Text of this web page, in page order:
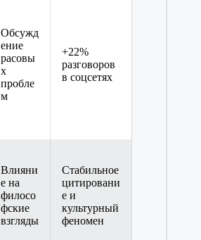
Обсужд
ение
расовы
х
пробле
м
+22%
разговоров
в соцсетях
Влияни
е на
филосо
фские
взгляды
Стабильное
цитировани
е и
культурный
феномен